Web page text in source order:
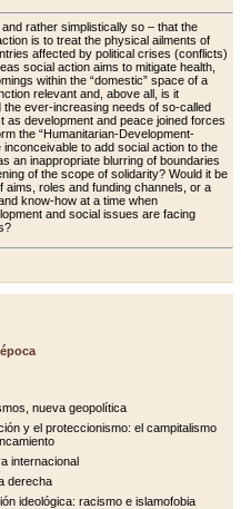
rather simplistically so – that the
is to treat the physical ailments of
affected by political crises (conflicts)
social action aims to mitigate health,
within the “domestic” space of a
relevant and, above all, is it
ever-increasing needs of so-called
as development and peace joined forc­es
the “Humanitarian-Development-
inconceivable to add social action to the
an inappropriate blurring of boundaries
of the scope of solidarity? Would it be
aims, roles and funding channels, or a
know-how at a time when
and social issues are facing
nueva geopolítica
y el proteccionismo: el campitalismo
internacional
derecha
ideológica: racismo e islamofobia